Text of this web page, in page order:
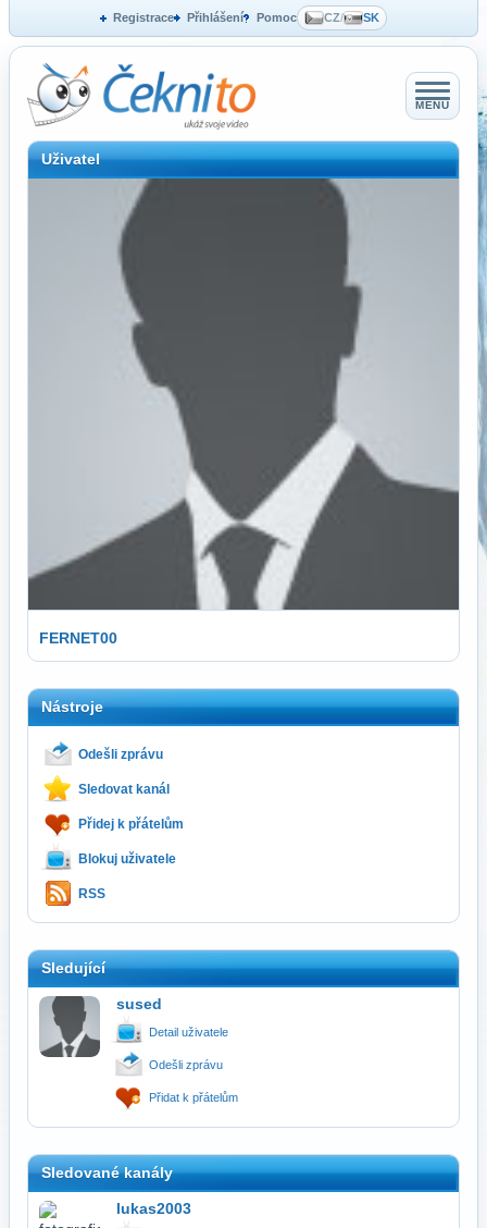
Registrace Přihlášení Pomoc CZ/ SK
MENU
Uživatel
FERNET00
Nástroje
Odešli zprávu
Sledovat kanál
Přidej k přátelům
Blokuj uživatele
RSS
Sledující
sused
Detail uživatele
Odešli zprávu
Přidat k přátelům
Sledované kanály
lukas2003